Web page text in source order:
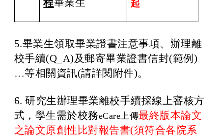
程畢業生
起
5.畢業生領取畢業證書注意事項、辦理離
校手續(Q_A)及郵寄畢業證書信封(範例)
…等相關資訊(請詳閱附件)。
6. 研究生辦理畢業離校手續採線上審核方
式，學生需於校務eCare 上傳最終版本論文
之論文原創性比對報告書(須符合各院系